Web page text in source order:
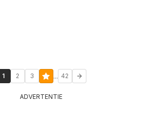
1 2 3 ... 42
ADVERTENTIE